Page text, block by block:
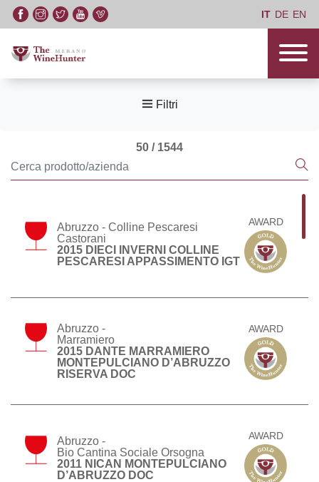
IT DE EN
Filtri
50 / 1544
Abruzzo - Colline Pescaresi
Castorani
2015 DIECI INVERNI COLLINE
PESCARESI APPASSIMENTO IGT
AWARD
Abruzzo -
Marramiero
2015 DANTE MARRAMIERO
MONTEPULCIANO D’ABRUZZO
RISERVA DOC
AWARD
Abruzzo -
Bio Cantina Sociale Orsogna
2011 NICAN MONTEPULCIANO
D’ABRUZZO DOC
AWARD